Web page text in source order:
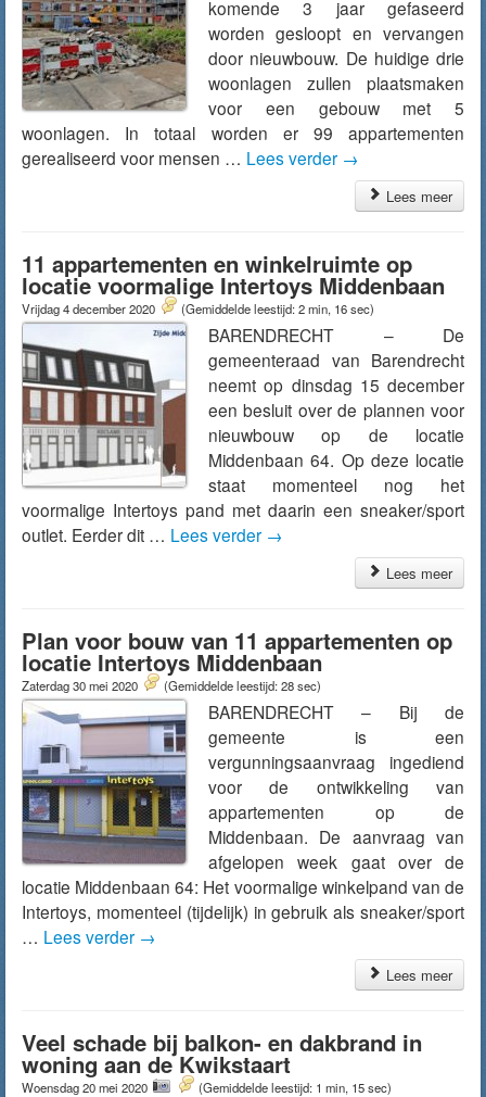
komende 3 jaar gefaseerd
worden gesloopt en vervangen
door nieuwbouw. De huidige drie
woonlagen zullen plaatsmaken
voor een gebouw met 5
woonlagen. In totaal worden er 99 appartementen
gerealiseerd voor mensen … Lees verder →
Lees meer
11 appartementen en winkelruimte op
locatie voormalige Intertoys Middenbaan
Vrijdag 4 december 2020 (Gemiddelde leestijd: 2 min, 16 sec)
BARENDRECHT – De
gemeenteraad van Barendrecht
neemt op dinsdag 15 december
een besluit over de plannen voor
nieuwbouw op de locatie
Middenbaan 64. Op deze locatie
staat momenteel nog het
voormalige Intertoys pand met daarin een sneaker/sport
outlet. Eerder dit … Lees verder →
Lees meer
Plan voor bouw van 11 appartementen op
locatie Intertoys Middenbaan
Zaterdag 30 mei 2020 (Gemiddelde leestijd: 28 sec)
BARENDRECHT – Bij de
gemeente is een
vergunningsaanvraag ingediend
voor de ontwikkeling van
appartementen op de
Middenbaan. De aanvraag van
afgelopen week gaat over de
locatie Middenbaan 64: Het voormalige winkelpand van de
Intertoys, momenteel (tijdelijk) in gebruik als sneaker/sport
… Lees verder →
Lees meer
Veel schade bij balkon- en dakbrand in
woning aan de Kwikstaart
Woensdag 20 mei 2020 (Gemiddelde leestijd: 1 min, 15 sec)